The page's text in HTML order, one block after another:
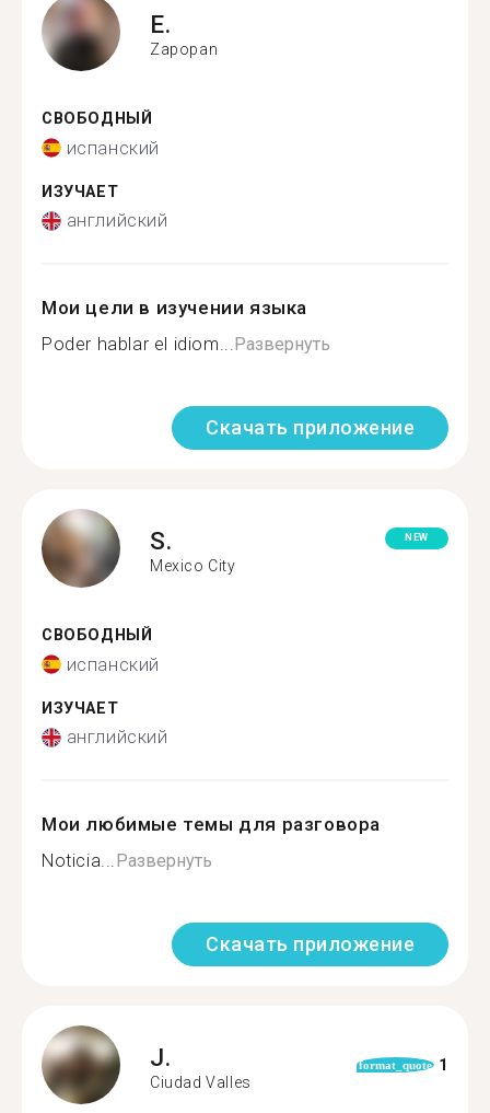
E.
Zapopan
СВОБОДНЫЙ
испанский
ИЗУЧАЕТ
английский
Мои цели в изучении языка
Poder hablar el idiom...Развернуть
Скачать приложение
S.
Mexico City
NEW
СВОБОДНЫЙ
испанский
ИЗУЧАЕТ
английский
Мои любимые темы для разговора
Noticia...Развернуть
Скачать приложение
J.
Ciudad Valles
format_quote 1